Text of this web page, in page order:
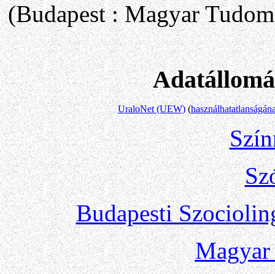
(Budapest : Magyar
UraloNet (UEW)(
Budapesti